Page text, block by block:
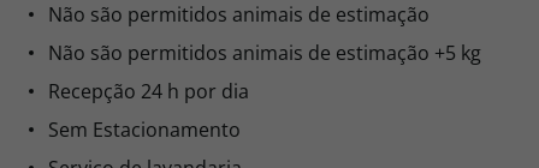
Não são permitidos animais de estimação
Não são permitidos animais de estimação +5 kg
Recepção 24 h por dia
Sem Estacionamento